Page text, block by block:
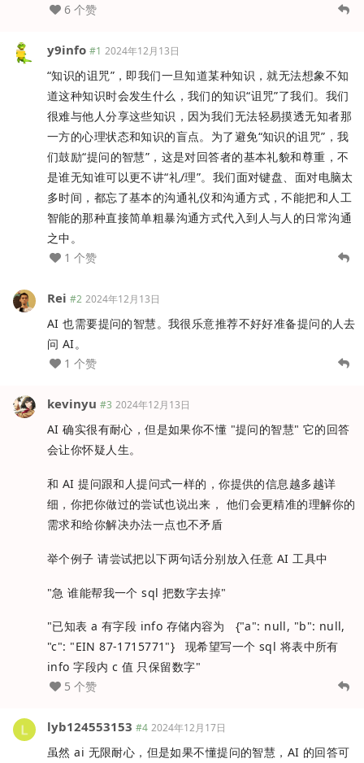
6 个赞
y9info #1 2024年12月13日
“知识的诅咒”，即我们一旦知道某种知识，就无法想象不知
道这种知识时会发生什么，我们的知识“诅咒”了我们。我们
很难与他人分享这些知识，因为我们无法轻易摸透无知者那
一方的心理状态和知识的盲点。为了避免“知识的诅咒”，我
们鼓励“提问的智慧”，这是对回答者的基本礼貌和尊重，不
是谁无知谁可以更不讲“礼/理”。我们面对键盘、面对电脑太
多时间，都忘了基本的沟通礼仪和沟通方式，不能把和人工
智能的那种直接简单粗暴沟通方式代入到人与人的日常沟通
之中。
1 个赞
Rei #2 2024年12月13日
AI 也需要提问的智慧。我很乐意推荐不好好准备提问的人去
问 AI。
1 个赞
kevinyu #3 2024年12月13日
AI 确实很有耐心，但是如果你不懂 "提问的智慧" 它的回答
会让你怀疑人生。
和 AI 提问跟和人提问式一样的，你提供的信息越多越详
细，你把你做过的尝试也说出来， 他们会更精准的理解你的
需求和给你解决办法一点也不矛盾
举个例子 请尝试把以下两句话分别放入任意 AI 工具中
"急 谁能帮我一个 sql 把数字去掉"
"已知表 a 有字段 info 存储内容为 {"a": null, "b": null,
"c": "EIN 87-1715771"} 现希望写一个 sql 将表中所有
info 字段内 c 值 只保留数字"
5 个赞
lyb124553153 #4 2024年12月17日
虽然 ai 无限耐心，但是如果不懂提问的智慧，AI 的回答可